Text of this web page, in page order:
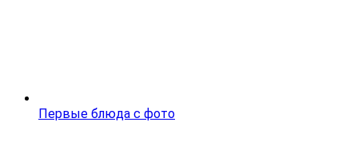
Первые блюда с фото